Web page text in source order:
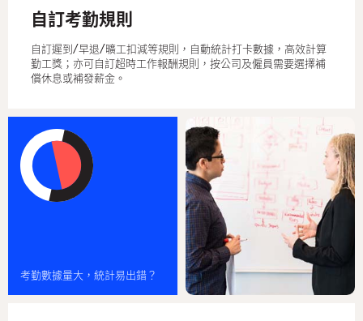
自訂考勤規則
自訂遲到/早退/曠工扣減等規則，自動統計打卡數據，高效計算
勤工獎；亦可自訂超時工作報酬規則，按公司及僱員需要選擇補
償休息或補發薪金。
考勤數據量大，統計易出錯？